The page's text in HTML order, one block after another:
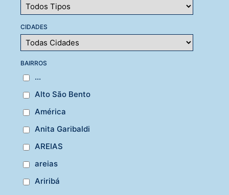
CIDADES
BAIRROS
...
Alto São Bento
América
Anita Garibaldi
AREIAS
areias
Ariribá